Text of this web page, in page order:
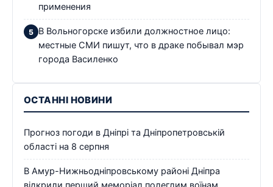
применения
В Вольногорске избили должностное лицо:
местные СМИ пишут, что в драке побывал мэр
города Василенко
ОСТАННІ НОВИНИ
Прогноз погоди в Дніпрі та Дніпропетровській
області на 8 серпня
В Амур-Нижньодніпровському районі Дніпра